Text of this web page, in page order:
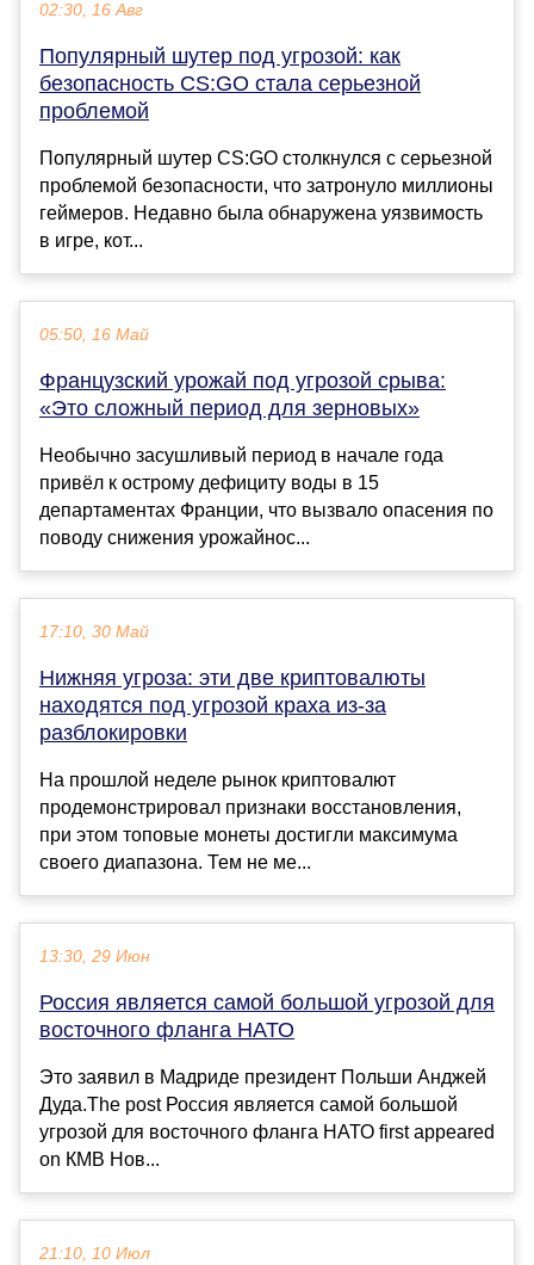
02:30, 16 Авг
Популярный шутер под угрозой: как
безопасность CS:GO стала серьезной
проблемой
Популярный шутер CS:GO столкнулся с серьезной
проблемой безопасности, что затронуло миллионы
геймеров. Недавно была обнаружена уязвимость
в игре, кот...
05:50, 16 Май
Французский урожай под угрозой срыва:
«Это сложный период для зерновых»
Необычно засушливый период в начале года
привëл к острому дефициту воды в 15
департаментах Франции, что вызвало опасения по
поводу снижения урожайнос...
17:10, 30 Май
Нижняя угроза: эти две криптовалюты
находятся под угрозой краха из-за
разблокировки
На прошлой неделе рынок криптовалют
продемонстрировал признаки восстановления,
при этом топовые монеты достигли максимума
своего диапазона. Тем не ме...
13:30, 29 Июн
Россия является самой большой угрозой для
восточного фланга НАТО
Это заявил в Мадриде президент Польши Анджей
Дуда.The post Россия является самой большой
угрозой для восточного фланга НАТО first appeared
on КМВ Нов...
21:10, 10 Июл